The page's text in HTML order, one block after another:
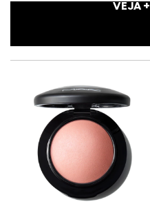
VEJA +